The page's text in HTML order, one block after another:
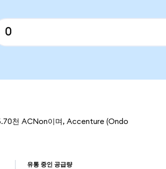
천 ACNon이며, Accenture (Ondo
유통 중인 공급량